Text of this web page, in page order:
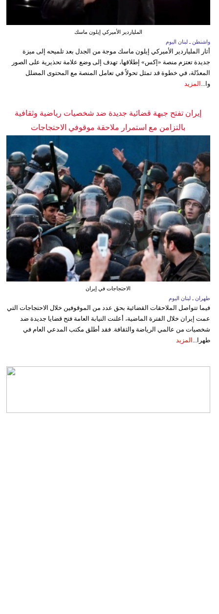
الملياردير الأميركي إيلون ماسك
واشنطن ـ لبنان اليوم
أثار الملياردير الأميركي إيلون ماسك موجة من الجدل بعد تلميحه إلى ميزة
جديدة تعتزم منصة «إكس» إطلاقها، تهدف إلى وضع علامة تحذيرية على الصور
المعدّلة، في خطوة قد تمثل تحولاً في تعامل المنصة مع المحتوى المضلل
وا...
المزيد
إيران تفتح جبهة قضائية جديدة ضد شخصيات رياضية وثقافية
بالتزامن مع استمرار ملاحقة موقوفي الاحتجاجات
الاحتجاجات في إيران
طهران ـ لبنان اليوم
فيما تتواصل الملاحقات القضائية بحق عدد من الموقوفين خلال الاحتجاجات التي
عمت إيران خلال الفترة الماضية، أعلنت النيابة العامة فتح قضايا جديدة ضد
شخصيات من عالمي الرياضة والثقافة. فقد أطلق مكتب المدعي العام في
طهرا... المزيد